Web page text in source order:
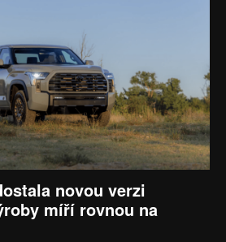
novou verzi
míří rovnou na